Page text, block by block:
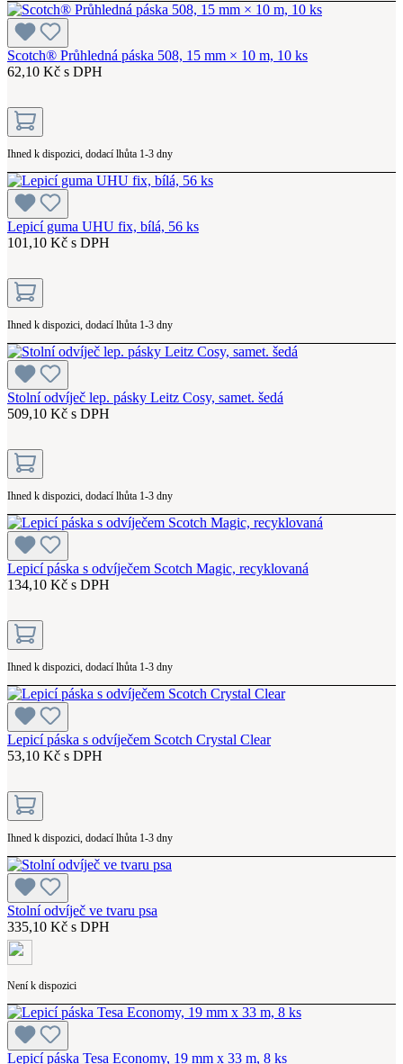
Scotch® Průhledná páska 508, 15 mm × 10 m, 10 ks
62,10 Kč s DPH
Ihned k dispozici, dodací lhůta 1-3 dny
Lepicí guma UHU fix, bílá, 56 ks
101,10 Kč s DPH
Ihned k dispozici, dodací lhůta 1-3 dny
Stolní odvíječ lep. pásky Leitz Cosy, samet. šedá
509,10 Kč s DPH
Ihned k dispozici, dodací lhůta 1-3 dny
Lepicí páska s odvíječem Scotch Magic, recyklovaná
134,10 Kč s DPH
Ihned k dispozici, dodací lhůta 1-3 dny
Lepicí páska s odvíječem Scotch Crystal Clear
53,10 Kč s DPH
Ihned k dispozici, dodací lhůta 1-3 dny
Stolní odvíječ ve tvaru psa
335,10 Kč s DPH
Není k dispozici
Lepicí páska Tesa Economy, 19 mm x 33 m, 8 ks